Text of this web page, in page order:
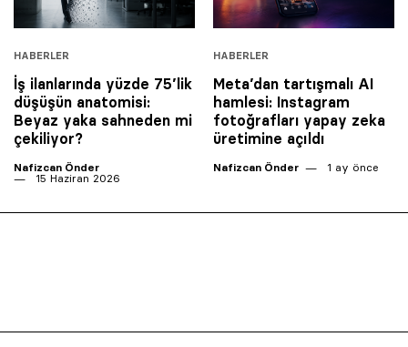
HABERLER
İş ilanlarında yüzde 75’lik
düşüşün anatomisi:
Beyaz yaka sahneden mi
çekiliyor?
Nafizcan Önder
15 Haziran 2026
HABERLER
Meta’dan tartışmalı AI
hamlesi: Instagram
fotoğrafları yapay zeka
üretimine açıldı
Nafizcan Önder 1 ay önce